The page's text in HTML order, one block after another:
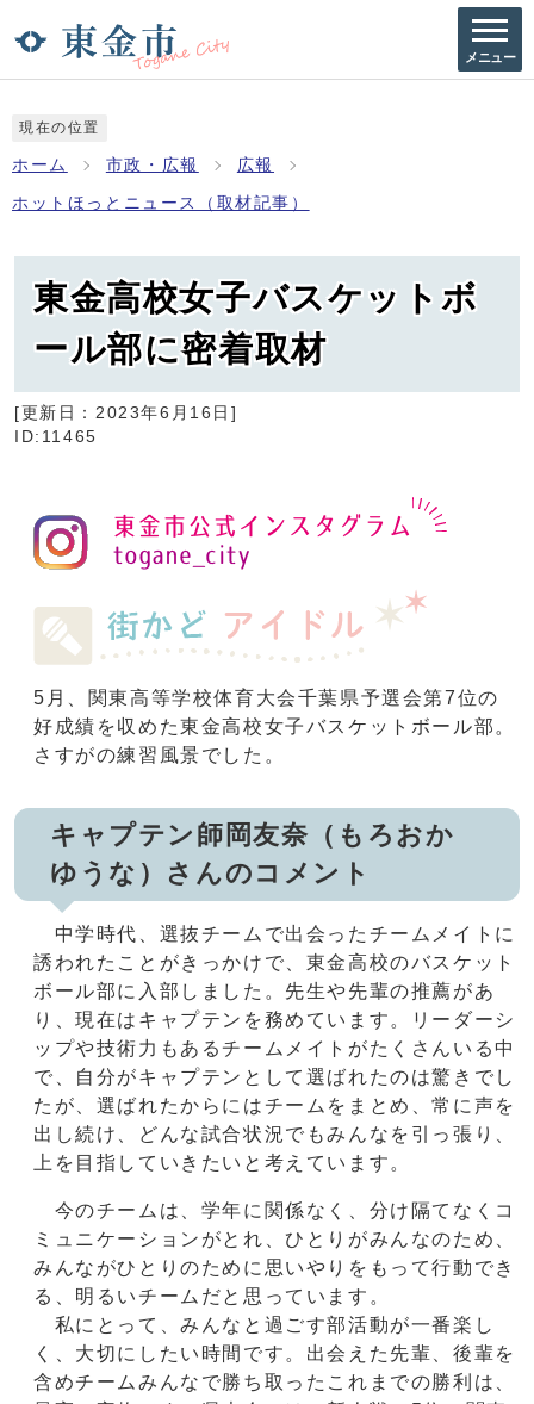
メニュー
現在の位置
ホーム 市政・広報 広報
ホットほっとニュース（取材記事）
東金高校女子バスケットボ
ール部に密着取材
[更新日： 2023年6月16日 ]
ID:11465
5月、関東高等学校体育大会千葉県予選会第7位の
好成績を収めた東金高校女子バスケットボール部。
さすがの練習風景でした。
キャプテン師岡友奈（もろおか
ゆうな）さんのコメント
中学時代、選抜チームで出会ったチームメイトに
誘われたことがきっかけで、東金高校のバスケット
ボール部に入部しました。先生や先輩の推薦があ
り、現在はキャプテンを務めています。リーダーシ
ップや技術力もあるチームメイトがたくさんいる中
で、自分がキャプテンとして選ばれたのは驚きでし
たが、選ばれたからにはチームをまとめ、常に声を
出し続け、どんな試合状況でもみんなを引っ張り、
上を目指していきたいと考えています。
今のチームは、学年に関係なく、分け隔てなくコ
ミュニケーションがとれ、ひとりがみんなのため、
みんながひとりのために思いやりをもって行動でき
る、明るいチームだと思っています。
私にとって、みんなと過ごす部活動が一番楽し
く、大切にしたい時間です。出会えた先輩、後輩を
含めチームみんなで勝ち取ったこれまでの勝利は、